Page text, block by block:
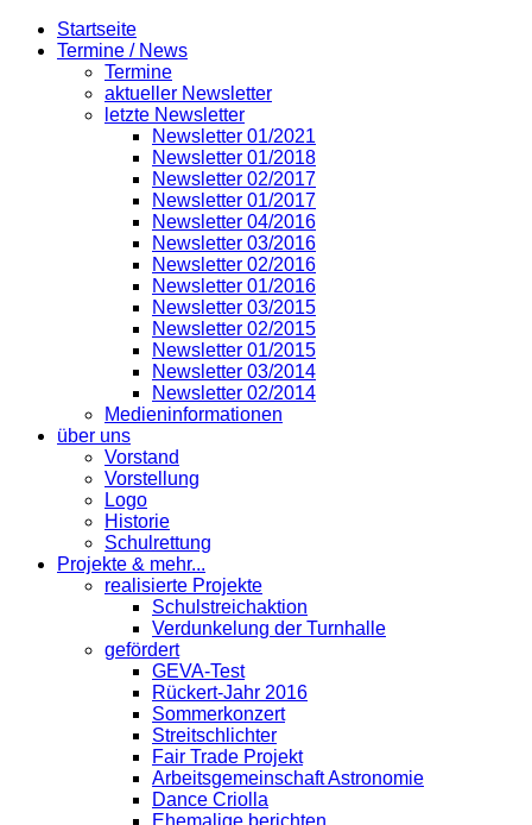
Startseite
Termine / News
Termine
aktueller Newsletter
letzte Newsletter
Newsletter 01/2021
Newsletter 01/2018
Newsletter 02/2017
Newsletter 01/2017
Newsletter 04/2016
Newsletter 03/2016
Newsletter 02/2016
Newsletter 01/2016
Newsletter 03/2015
Newsletter 02/2015
Newsletter 01/2015
Newsletter 03/2014
Newsletter 02/2014
Medieninformationen
über uns
Vorstand
Vorstellung
Logo
Historie
Schulrettung
Projekte & mehr...
realisierte Projekte
Schulstreichaktion
Verdunkelung der Turnhalle
gefördert
GEVA-Test
Rückert-Jahr 2016
Sommerkonzert
Streitschlichter
Fair Trade Projekt
Arbeitsgemeinschaft Astronomie
Dance Criolla
Ehemalige berichten